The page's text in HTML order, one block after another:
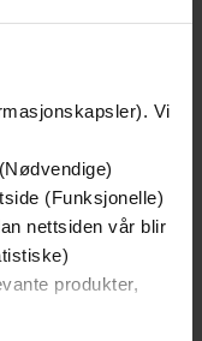
Vi
(Funksjonelle)
nettsiden vår blir
produkter,
Utskudd
EBOK